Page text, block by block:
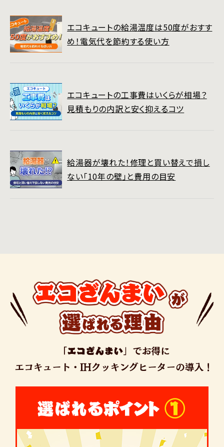
エコキュートの給湯温度は50度がおすす
め！電気代を節約する使い方
エコキュートの工事費はいくらが相場？
見積もりの内訳と安く抑えるコツ
給湯器が壊れた！修理と買い替えで損し
ない「10年の壁」と費用の目安